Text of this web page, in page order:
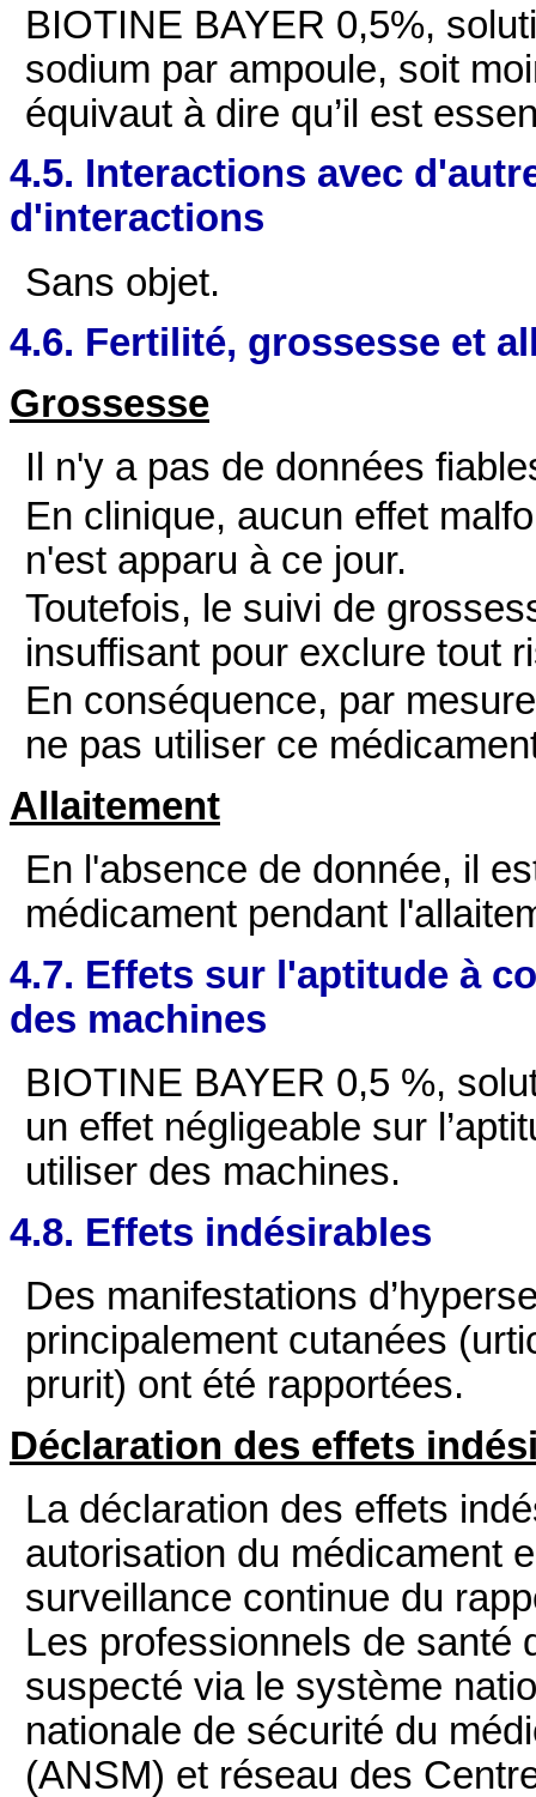
BIOTINE BAYER 0,5%,
sodium par ampoule, soit
équivaut à dire qu’il est
4.5. Interactions avec
d'interactions
Sans objet.
4.6. Fertilité, grossesse et
Grossesse
Il n'y a pas de données
En clinique, aucun effet
n'est apparu à ce jour.
Toutefois, le suivi de
insuffisant pour exclure tout
En conséquence, par
ne pas utiliser ce
Allaitement
En l'absence de donnée, il
médicament pendant
4.7. Effets sur l'aptitude à
des machines
BIOTINE BAYER 0,5 %,
un effet négligeable sur
utiliser des machines.
4.8. Effets indésirables
Des manifestations
principalement cutanées
prurit) ont été rapportées.
Déclaration des effets
La déclaration des effets
autorisation du médicament
surveillance continue du
Les professionnels de santé
suspecté via le système
nationale de sécurité du
(ANSM) et réseau des